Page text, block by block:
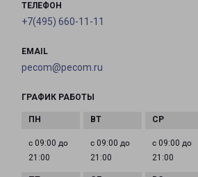
ТЕЛЕФОН
+7(495) 660-11-11
EMAIL
pecom@pecom.ru
ГРАФИК РАБОТЫ
с 09:00 до
21:00
с 09:00 до
21:00
с 09:00 до
21:00